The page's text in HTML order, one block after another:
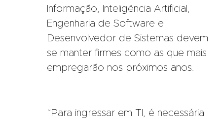
Informação, Inteligência Artificial,
Engenharia de Software e
Desenvolvedor de Sistemas devem
se manter firmes como as que mais
empregarão nos próximos anos.
“Para ingressar em TI, é necessária